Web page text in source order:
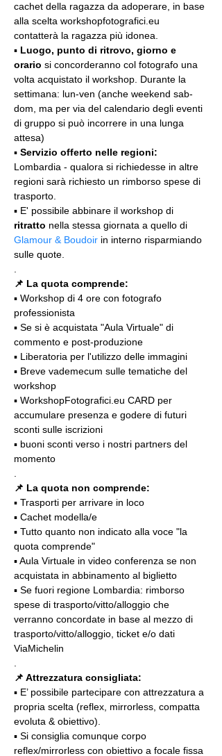
cachet della ragazza da adoperare, in base
alla scelta workshopfotografici.eu
contatterà la ragazza più idonea.
▪️ Luogo, punto di ritrovo, giorno e
orario si concorderanno col fotografo una
volta acquistato il workshop. Durante la
settimana: lun-ven (anche weekend sab-
dom, ma per via del calendario degli eventi
di gruppo si può incorrere in una lunga
attesa)
▪️ Servizio offerto nelle regioni:
Lombardia - qualora si richiedesse in altre
regioni sarà richiesto un rimborso spese di
trasporto.
▪️ E' possibile abbinare il workshop di
ritratto nella stessa giornata a quello di
Glamour & Boudoir in interno risparmiando
sulle quote.
📌 La quota comprende:
▪️ Workshop di 4 ore con fotografo
professionista
▪️ Se si è acquistata "Aula Virtuale" di
commento e post-produzione
▪️ Liberatoria per l'utilizzo delle immagini
▪️ Breve vademecum sulle tematiche del
workshop
▪️ WorkshopFotografici.eu CARD per
accumulare presenza e godere di futuri
sconti sulle iscrizioni
▪️ buoni sconti verso i nostri partners del
momento
📌 La quota non comprende:
▪️ Trasporti per arrivare in loco
▪️ Cachet modella/e
▪️ Tutto quanto non indicato alla voce "la
quota comprende"
▪️ Aula Virtuale in video conferenza se non
acquistata in abbinamento al biglietto
▪️ Se fuori regione Lombardia: rimborso
spese di trasporto/vitto/alloggio che
verranno concordate in base al mezzo di
trasporto/vitto/alloggio, ticket e/o dati
ViaMichelin
📌 Attrezzatura consigliata:
▪️ E’ possibile partecipare con attrezzatura a
propria scelta (reflex, mirrorless, compatta
evoluta & obiettivo).
▪️ Si consiglia comunque corpo
reflex/mirrorless con obiettivo a focale fissa